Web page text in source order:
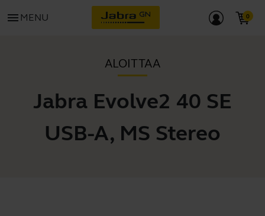
menu MENU
ALOITTAA
Jabra Evolve2 40 SE
USB-A, MS Stereo